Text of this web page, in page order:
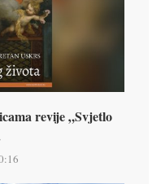
revije „Svjetlo